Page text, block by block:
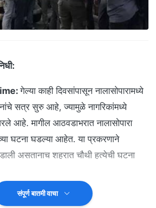
गेल्या काही दिवसांपासून नालासोपारामध्ये
सत्र सुरु आहे, ज्यामुळे नागरिकांमध्ये
आहे. मागील आठवडाभरात नालासोपारा
घटना घडल्या आहेत. या प्रकरणाने
असतानाच शहरात चौथी हत्येची घटना
संपूर्ण बातमी वाचा